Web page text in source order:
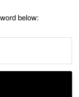
below: